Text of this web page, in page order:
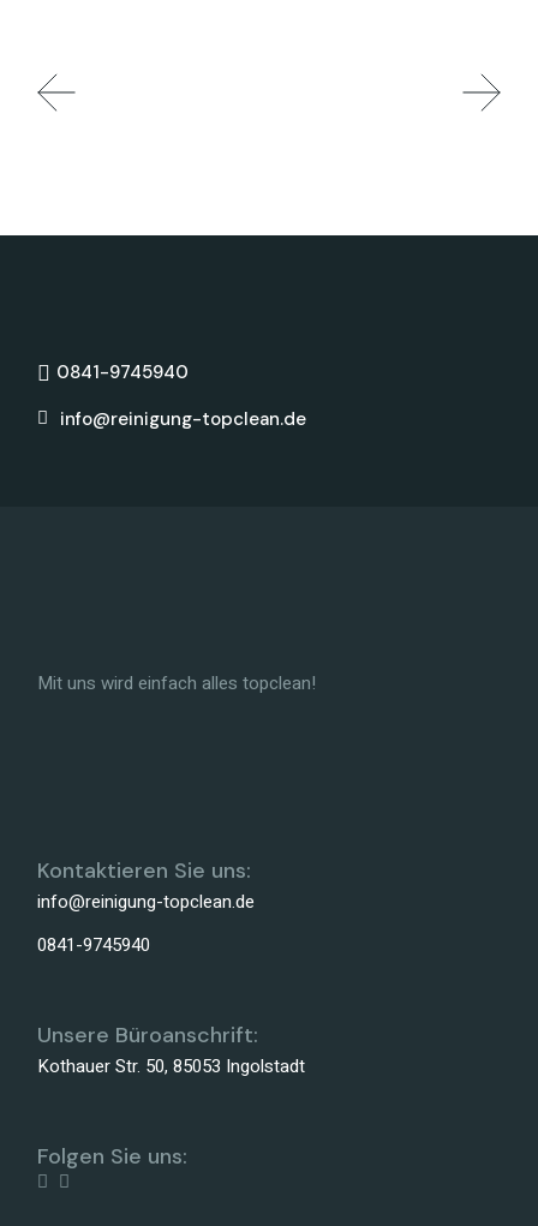
0841-9745940
info@reinigung-topclean.de
Mit uns wird einfach alles topclean!
Kontaktieren Sie uns:
info@reinigung-topclean.de
0841-9745940
Unsere Büroanschrift:
Kothauer Str. 50, 85053 Ingolstadt
Folgen Sie uns: